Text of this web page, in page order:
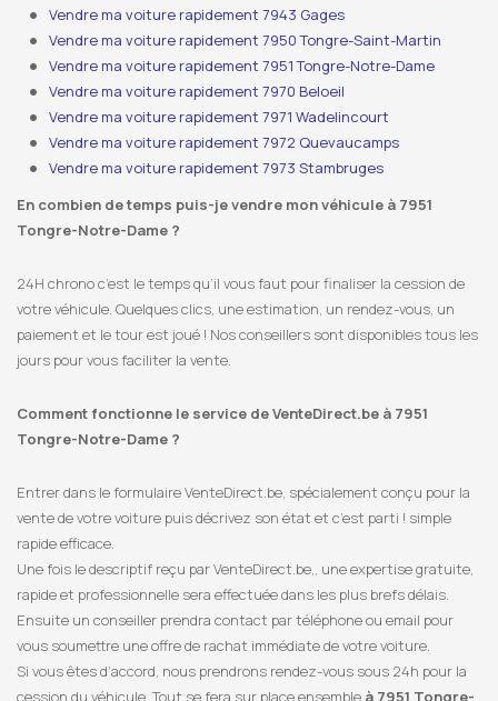
Vendre ma voiture rapidement 7943 Gages
Vendre ma voiture rapidement 7950 Tongre-Saint-Martin
Vendre ma voiture rapidement 7951 Tongre-Notre-Dame
Vendre ma voiture rapidement 7970 Beloeil
Vendre ma voiture rapidement 7971 Wadelincourt
Vendre ma voiture rapidement 7972 Quevaucamps
Vendre ma voiture rapidement 7973 Stambruges
En combien de temps puis-je vendre mon véhicule à 7951
Tongre-Notre-Dame ?
24H chrono c’est le temps qu’il vous faut pour finaliser la cession de
votre véhicule. Quelques clics, une estimation, un rendez-vous, un
paiement et le tour est joué ! Nos conseillers sont disponibles tous les
jours pour vous faciliter la vente.
Comment fonctionne le service de VenteDirect.be à 7951
Tongre-Notre-Dame ?
Entrer dans le formulaire VenteDirect.be, spécialement conçu pour la
vente de votre voiture puis décrivez son état et c’est parti ! simple
rapide efficace.
Une fois le descriptif reçu par VenteDirect.be,, une expertise gratuite,
rapide et professionnelle sera effectuée dans les plus brefs délais.
Ensuite un conseiller prendra contact par téléphone ou email pour
vous soumettre une offre de rachat immédiate de votre voiture.
Si vous êtes d’accord, nous prendrons rendez-vous sous 24h pour la
cession du véhicule. Tout se fera sur place ensemble à 7951 Tongre-